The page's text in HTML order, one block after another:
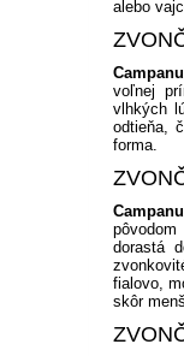
alebo
voľnej
vlhkých
odtieňa,
forma.
dorastá
fialovo,
skôr